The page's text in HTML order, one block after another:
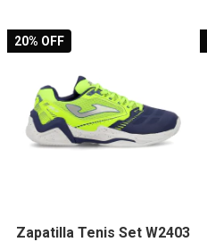
20% OFF
Zapatilla Tenis Set W2403